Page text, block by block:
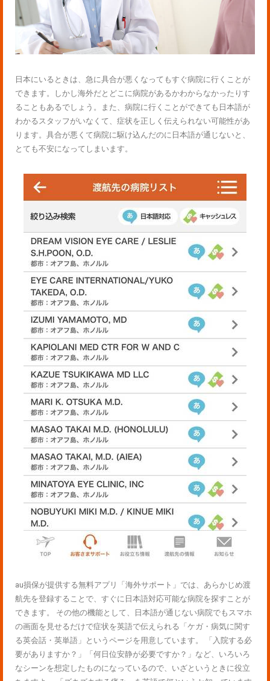
日本にいるときは、急に具合が悪くなってもすぐ病院に行くことが
できます。しかし海外だとどこに病院があるかわからなかったりす
ることもあるでしょう。また、病院に行くことができても日本語が
わかるスタッフがいなくて、症状を正しく伝えられない可能性があ
ります。具合が悪くて病院に駆け込んだのに日本語が通じないと、
とても不安になってしまいます。
au損保が提供する無料アプリ「海外サポート」では、あらかじめ渡
航先を登録することで、すぐに日本語対応可能な病院を探すことが
できます。 その他の機能として、日本語が通じない病院でもスマホ
の画面を見せるだけで症状を英語で伝えられる「ケガ・病気に関す
る英会話・英単語」というページを用意しています。 「入院する必
要がありますか？」「何日位安静が必要ですか？」など、いろいろ
なシーンを想定したものになっているので、いざというときに役立